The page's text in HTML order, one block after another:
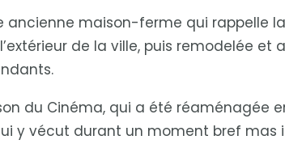
ancienne maison-ferme qui rappelle la
de la ville, puis remodelée
du Cinéma, qui a été réaménagée
y vécut durant un moment bref mas